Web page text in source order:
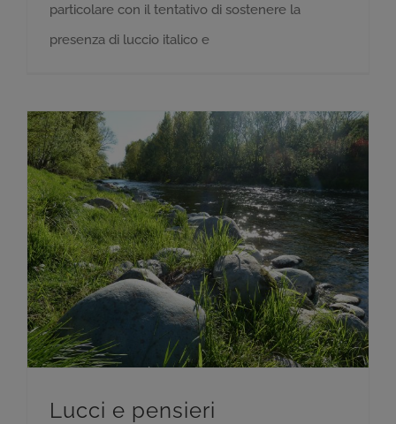
particolare con il tentativo di sostenere la
presenza di luccio italico e
Lucci e pensieri